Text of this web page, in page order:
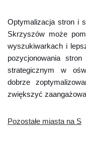
Optymalizacja stron i
Skrzyszów może
wyszukiwarkach i
pozycjonowania
strategicznym w
dobrze
zwiększyć
Pozostałe miasta na S